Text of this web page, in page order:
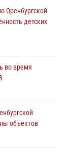
Дня
году
Оренбургской
детских
во время
объектов